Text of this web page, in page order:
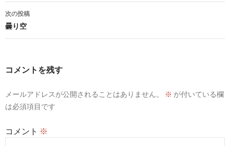
ナ
ビ
ョ
次の投稿
曇り空
コメントを残す
メールアドレスが公開されることはありません。 ※ が付いている欄
は必須項目です
コメント ※